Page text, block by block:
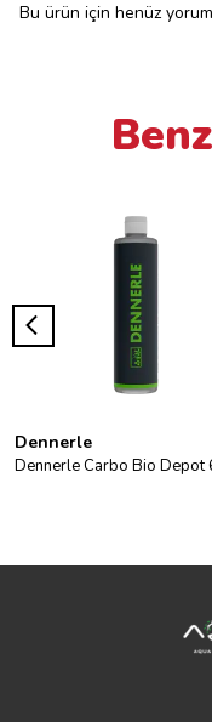
Bu ürün için henüz yorum
Dennerle